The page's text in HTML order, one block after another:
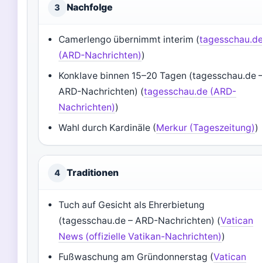
3 Nachfolge
Camerlengo übernimmt interim (
(ARD-Nachrichten))
Konklave binnen 15–20 Tagen (tagesschau.de
ARD-Nachrichten) (tagesschau.de (ARD-
Nachrichten))
Wahl durch Kardinäle (Merkur (Tageszeitung))
4 Traditionen
Tuch auf Gesicht als Ehrerbietung
(tagesschau.de – ARD-Nachrichten) (Vatican
News (offizielle Vatikan-Nachrichten))
Fußwaschung am Gründonnerstag (Vatican